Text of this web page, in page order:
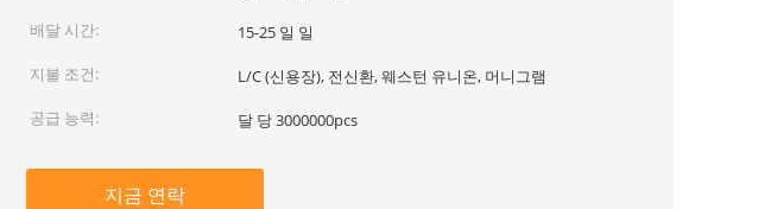
배달 시간:
15-25 일 일
지불 조건:
L/C (신용장), 전신환, 웨스턴 유니온, 머니그램
공급 능력:
달 당 3000000pcs
지금 연락